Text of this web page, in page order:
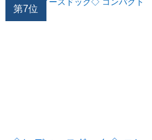
第7位